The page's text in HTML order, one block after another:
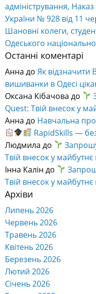
адміністрування, Наказ
України № 928 від 11
Шановні колеги,
Одеського
Останні коментарі
Анна до Як відзначити
вишиванки в Одесі
Оксана Кібачова до
Quest: Твій внесок у
Анна до Навчальна
RapidSkills —
Людмила до
Твій внесок у майбутнє
Інна Калін до
Твій внесок у майбутнє
Архіви
Липень 2026
Червень 2026
Травень 2026
Квітень 2026
Березень 2026
Лютий 2026
Січень 2026